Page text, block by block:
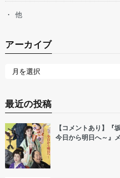
他
アーカイブ
最近の投稿
【コメントあり】『
今日から明日へ～』